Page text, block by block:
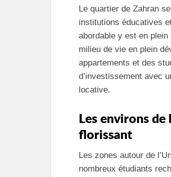
Le quartier de Zahran
institutions éducatives
abordable y est en
milieu de vie en plein
appartements et des
d’investissement avec
locative.
Les environs
florissant
Les zones autour de
nombreux étudiants